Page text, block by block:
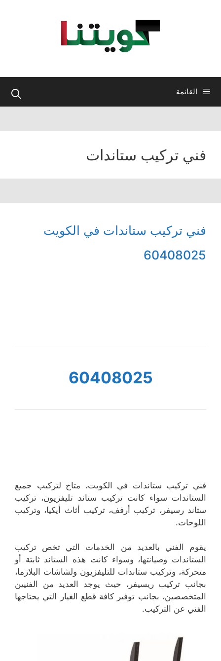
القائمة
فني تركيب ستاندات
فني تركيب ستاندات في الكويت
60408025
60408025
فني تركيب ستاندات في الكويت، متاح لتركيب جميع
الستاندات سواء كانت تركيب ستاند تليفزيون، تركيب
ستاند رسيفر، تركيب أرفف، تركيب أثاث أيكيا، وتركيب
اللوحات.
يقوم الفني بالعديد من الخدمات التي تخص تركيب
الستاندات وصيانتها، وسواء كانت هذه الستاند ثابتة أو
متحركة، وتركيب ستاندات للتليفزيون ولشاشات البلازما،
بجانب تركيب ريسيفر، حيث يوجد العديد من الفنيين
المتخصصين، بجانب توفير كافة قطع الغيار التي يحتاجها
الفني عن التركيب.